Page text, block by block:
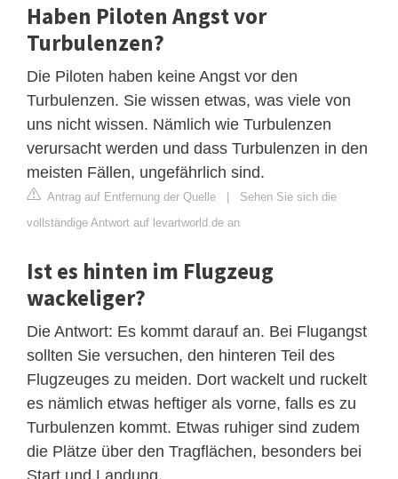
Haben Piloten Angst vor
Turbulenzen?
Die Piloten haben keine Angst vor den
Turbulenzen. Sie wissen etwas, was viele von
uns nicht wissen. Nämlich wie Turbulenzen
verursacht werden und dass Turbulenzen in den
meisten Fällen, ungefährlich sind.
Antrag auf Entfernung der Quelle | Sehen Sie sich die
vollständige Antwort auf levartworld.de an
Ist es hinten im Flugzeug
wackeliger?
Die Antwort: Es kommt darauf an. Bei Flugangst
sollten Sie versuchen, den hinteren Teil des
Flugzeuges zu meiden. Dort wackelt und ruckelt
es nämlich etwas heftiger als vorne, falls es zu
Turbulenzen kommt. Etwas ruhiger sind zudem
die Plätze über den Tragflächen, besonders bei
Start und Landung.